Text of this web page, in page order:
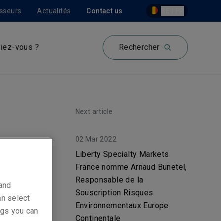
Contact us
Actualités
vous ? Rechercher
Next article
02 Mar 2022
Liberty Specialty Markets
France nomme Arnaud Bunetel,
Responsable de la
Souscription Risques
Environnementaux Europe
Continentale
select
you can